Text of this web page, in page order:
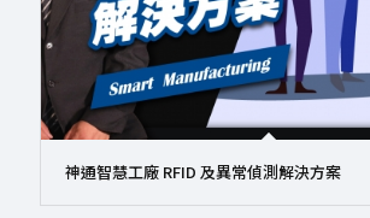
神通智慧工廠 RFID 及異常偵測解決方案